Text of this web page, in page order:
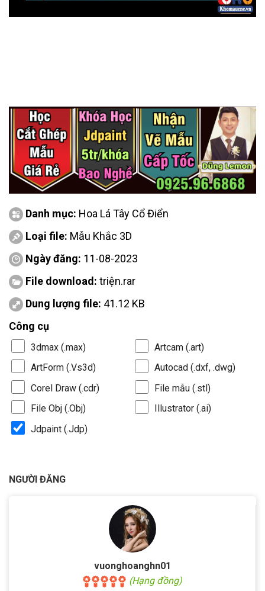
Danh mục: Hoa Lá Tây Cổ Điển
Loại file: Mẫu Khắc 3D
Ngày đăng: 11-08-2023
File download: triện.rar
Dung lượng file: 41.12 KB
Công cụ
3dmax (.max)
Artcam (.art)
ArtForm (.Vs3d)
Autocad (.dxf, .dwg)
Corel Draw (.cdr)
File mẫu (.stl)
File Obj (.Obj)
Illustrator (.ai)
Jdpaint (.Jdp)
NGƯỜI ĐĂNG
vuonghoanghn01
(Hạng đồng)